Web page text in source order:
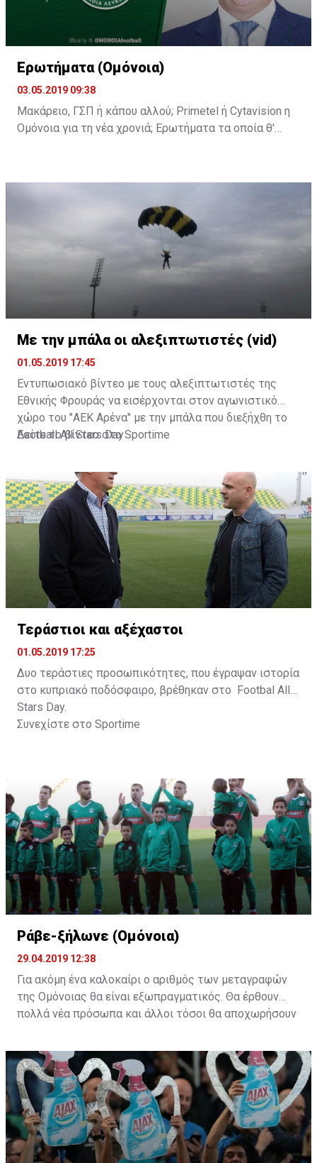
Ερωτήματα (Ομόνοια)
03.05.2019 09:38
Μακάρειο, ΓΣΠ ή κάπου αλλού; Primetel ή Cytavision η
Ομόνοια για τη νέα χρονιά; Ερωτήματα τα οποία θ'
Με την μπάλα οι αλεξιπτωτιστές (vid)
01.05.2019 17:45
Εντυπωσιακό βίντεο με τους αλεξιπτωτιστές της
Εθνικής Φρουράς να εισέρχονται στον αγωνιστικό
χώρο του "ΑΕΚ Αρένα" με την μπάλα που διεξήχθη το
Football All Stars Day
Δείτε το βίντεο στοSportime
Τεράστιοι και αξέχαστοι
01.05.2019 17:25
Δυο τεράστιες προσωπικότητες, που έγραψαν ιστορία
στο κυπριακό ποδόσφαιρο, βρέθηκαν στο Footbal All
Stars Day.
Συνεχίστε στο Sportime
Ράβε-ξήλωνε (Ομόνοια)
29.04.2019 12:38
Για ακόμη ένα καλοκαίρι ο αριθμός των μεταγραφών
της Ομόνοιας θα είναι εξωπραγματικός. Θα έρθουν
πολλά νέα πρόσωπα και άλλοι τόσοι θα αποχωρήσουν